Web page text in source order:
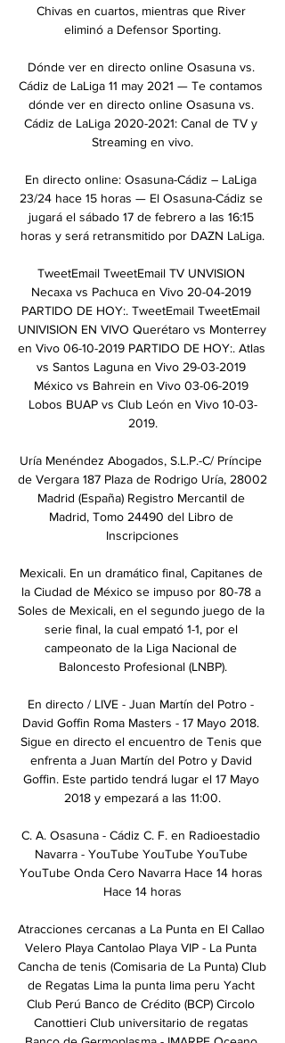
Chivas en cuartos, mientras que River
eliminó a Defensor Sporting.
Dónde ver en directo online Osasuna vs.
Cádiz de LaLiga 11 may 2021 — Te contamos
dónde ver en directo online Osasuna vs.
Cádiz de LaLiga 2020-2021: Canal de TV y
Streaming en vivo.
En directo online: Osasuna-Cádiz – LaLiga
23/24 hace 15 horas — El Osasuna-Cádiz se
jugará el sábado 17 de febrero a las 16:15
horas y será retransmitido por DAZN LaLiga.
TweetEmail TweetEmail TV UNVISION
Necaxa vs Pachuca en Vivo 20-04-2019
PARTIDO DE HOY:. TweetEmail TweetEmail
UNIVISION EN VIVO Querétaro vs Monterrey
en Vivo 06-10-2019 PARTIDO DE HOY:. Atlas
vs Santos Laguna en Vivo 29-03-2019
México vs Bahrein en Vivo 03-06-2019
Lobos BUAP vs Club León en Vivo 10-03-
2019.
Uría Menéndez Abogados, S.L.P.-C/ Príncipe
de Vergara 187 Plaza de Rodrigo Uría, 28002
Madrid (España) Registro Mercantil de
Madrid, Tomo 24490 del Libro de
Inscripciones
Mexicali. En un dramático final, Capitanes de
la Ciudad de México se impuso por 80-78 a
Soles de Mexicali, en el segundo juego de la
serie final, la cual empató 1-1, por el
campeonato de la Liga Nacional de
Baloncesto Profesional (LNBP).
En directo / LIVE - Juan Martín del Potro -
David Goffin Roma Masters - 17 Mayo 2018.
Sigue en directo el encuentro de Tenis que
enfrenta a Juan Martín del Potro y David
Goffin. Este partido tendrá lugar el 17 Mayo
2018 y empezará a las 11:00.
C. A. Osasuna - Cádiz C. F. en Radioestadio
Navarra - YouTube YouTube YouTube
YouTube Onda Cero Navarra Hace 14 horas
Hace 14 horas
Atracciones cercanas a La Punta en El Callao
Velero Playa Cantolao Playa VIP - La Punta
Cancha de tenis (Comisaria de La Punta) Club
de Regatas Lima la punta lima peru Yacht
Club Perú Banco de Crédito (BCP) Circolo
Canottieri Club universitario de regatas